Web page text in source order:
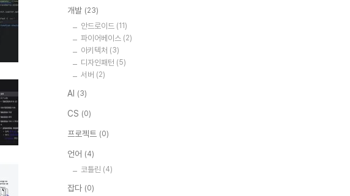
개발 (23)
안드로이드 (11)
파이어베이스 (2)
아키텍처 (3)
디자인패턴 (5)
서버 (2)
AI (3)
CS (0)
프로젝트 (0)
언어 (4)
코틀린 (4)
잡다 (0)